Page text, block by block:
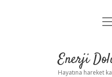
Yasal
Enerji
Hayatına hareket